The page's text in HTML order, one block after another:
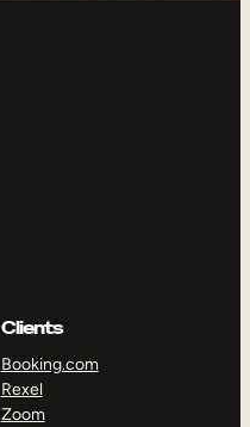
Clients
Booking.com
Rexel
Zoom